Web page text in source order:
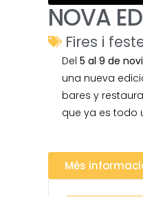
NOVA
Fires i
Del 5 al 9 de
una nueva
bares y
que ya es todo
Més